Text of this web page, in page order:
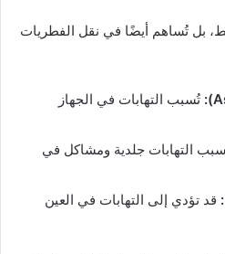
بل تُساهم أيضًا في نقل الفطريات
تُسبب التهابات في الجهاز
التهابات جلدية ومشاكل في
قد تؤدي إلى التهابات في العين